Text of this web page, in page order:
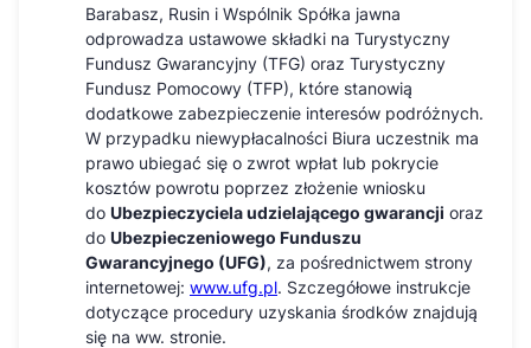
Barabasz, Rusin i Wspólnik Spółka jawna
odprowadza ustawowe składki na Turystyczny
Fundusz Gwarancyjny (TFG) oraz Turystyczny
Fundusz Pomocowy (TFP), które stanowią
dodatkowe zabezpieczenie interesów podróżnych.
W przypadku niewypłacalności Biura uczestnik ma
prawo ubiegać się o zwrot wpłat lub pokrycie
kosztów powrotu poprzez złożenie wniosku
do Ubezpieczyciela udzielającego gwarancji oraz
do Ubezpieczeniowego Funduszu
Gwarancyjnego (UFG), za pośrednictwem strony
internetowej: www.ufg.pl. Szczegółowe instrukcje
dotyczące procedury uzyskania środków znajdują
się na ww. stronie.